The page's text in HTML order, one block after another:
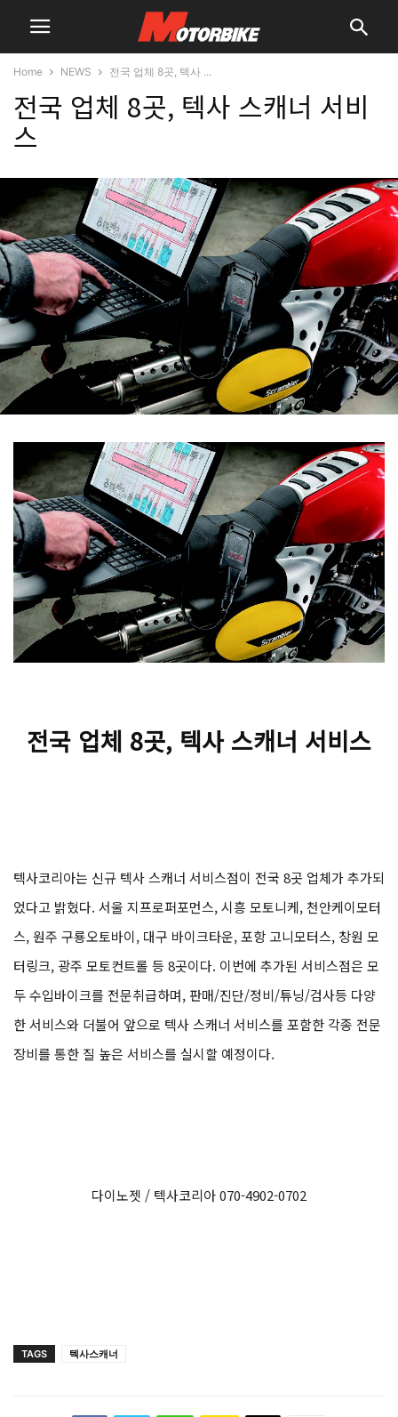
Home NEWS 전국 업체 8곳, 텍사 ...
전국 업체 8곳, 텍사 스캐너 서비
스
전국 업체 8곳, 텍사 스캐너 서비스
텍사코리아는 신규 텍사 스캐너 서비스점이 전국 8곳 업체가 추가되
었다고 밝혔다. 서울 지프로퍼포먼스, 시흥 모토니케, 천안케이모터
스, 원주 구룡오토바이, 대구 바이크타운, 포항 고니모터스, 창원 모
터링크, 광주 모토컨트롤 등 8곳이다. 이번에 추가된 서비스점은 모
두 수입바이크를 전문취급하며, 판매/진단/정비/튜닝/검사등 다양
한 서비스와 더불어 앞으로 텍사 스캐너 서비스를 포함한 각종 전문
장비를 통한 질 높은 서비스를 실시할 예정이다.
다이노젯 / 텍사코리아 070-4902-0702
TAGS 텍사스캐너